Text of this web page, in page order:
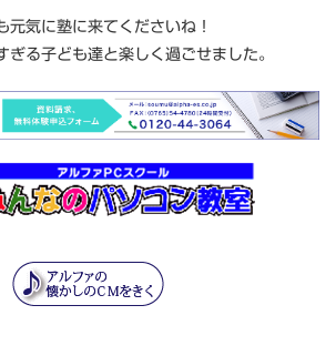
元気に塾に来てくださいね！
ぎる子ども達と楽しく過ごせました。